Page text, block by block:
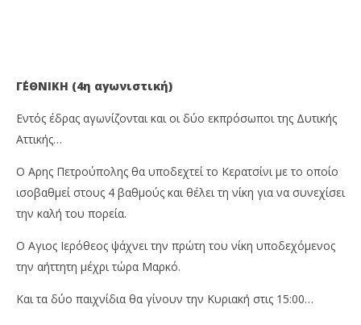
Γ΄ΕΘΝΙΚΗ (4η αγωνιστική)
Εντός έδρας αγωνίζονται και οι δύο εκπρόσωποι της Δυτικής
Αττικής…
Ο Αρης Πετρούπολης θα υποδεχτεί το Κερατσίνι με το οποίο
ισοβαθμεί στους 4 βαθμούς και θέλει τη νίκη για να συνεχίσει
την καλή του πορεία.
Ο Αγιος Ιερόθεος ψάχνει την πρώτη του νίκη υποδεχόμενος
την αήττητη μέχρι τώρα Μαρκό.
Και τα δύο παιχνίδια θα γίνουν την Κυριακή στις 15:00…